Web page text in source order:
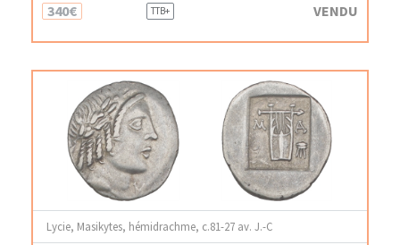
340€ TTB+ VENDU
Lycie, Masikytes, hémidrachme, c.81-27 av. J.-C